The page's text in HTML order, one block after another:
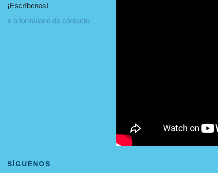
¡Escríbenos!
ir a formulario de contacto
SÍGUENOS